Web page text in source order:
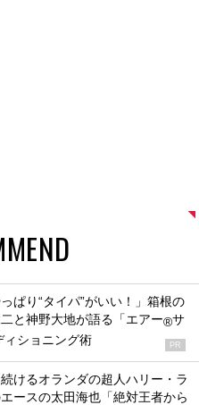
ぱり“タイパ”がいい！」箱根の
と神野大地が語る「エアー®サ
ィショニング術 PR
けるオランダの超人ハリー・ラ
ースの太田海也「絶対王者から